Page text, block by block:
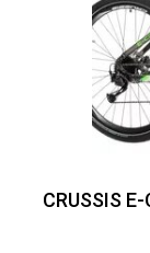
CRUSSIS